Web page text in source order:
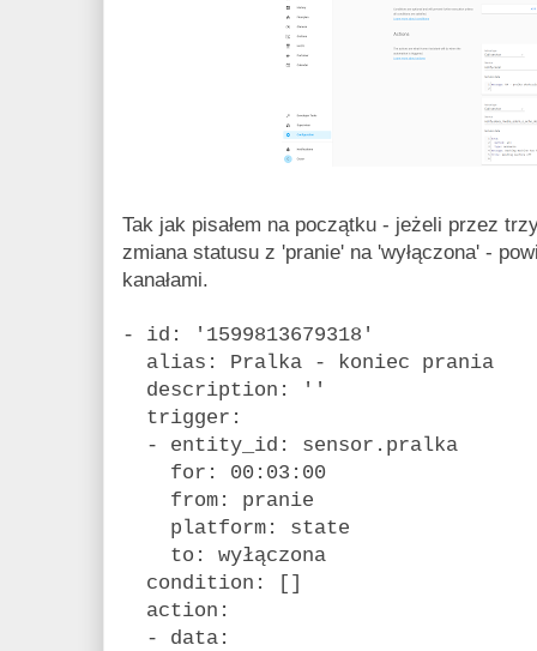
Tak jak pisałem na początku - jeżeli przez
zmiana statusu z 'pranie' na 'wyłączona' -
kanałami.
- id: '1599813679318'
alias: Pralka - koniec prania
description: ''
trigger:
- entity_id: sensor.pralka
for: 00:03:00
from: pranie
platform: state
to: wyłączona
condition: []
action:
- data: